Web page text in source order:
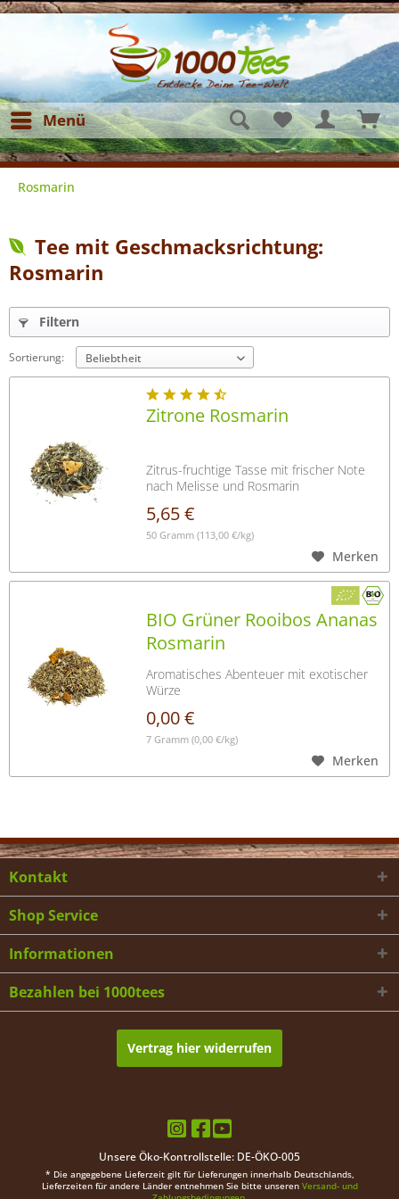
Menü
Rosmarin
Tee mit Geschmacksrichtung:
Rosmarin
Filtern
Sortierung:
Zitrone Rosmarin
Zitrus-fruchtige Tasse mit frischer Note
nach Melisse und Rosmarin
5,65 €
50 Gramm (113,00 €/kg)
Merken
BIO Grüner Rooibos Ananas
Rosmarin
Aromatisches Abenteuer mit exotischer
Würze
0,00 €
7 Gramm (0,00 €/kg)
Merken
Kontakt
Shop Service
Informationen
Bezahlen bei 1000tees
Vertrag hier widerrufen
Unsere Öko-Kontrollstelle: DE-ÖKO-005
* Die angegebene Lieferzeit gilt für Lieferungen innerhalb Deutschlands,
Lieferzeiten für andere Länder entnehmen Sie bitte unseren Versand- und